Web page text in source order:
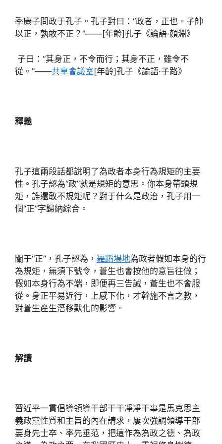
季康子問政于孔子。孔子對曰：“政者，正也。子帥
以正，孰敢不正？”——[年齡]孔子《論語·顏淵》
子曰：“其身正，不令而行；其身不正，雖令不
從。”——共享會議室[年齡]孔子《論語·子路》
釋義
孔子這兩段話都說明了為政者本身行為規矩的主要
性。孔子認為“政”就是規矩的意思。你本身帶頭規
矩，誰還敢不規矩呢？對于什么是政治，孔子用一
個“正”字歸納綜合。
關于“正”，孔子認為， 舞蹈場地為政者假如本身的行
為規矩，無須下號令，蒼生也會按他的意旨往做；
假如本身行為不端，即便再三告誡，蒼生也不會服
從。身正平易近行，上感下化，才幹施不言之教，
對蒼生產生潛移默化的影響。
解讀
習近平一貫倡導領導干部干干凈凈干事是馬克思主
義政黨性質和主旨的內在請求，屢次強調領導干部
要身先士卒、率先垂范，把這作為為政之德、為政